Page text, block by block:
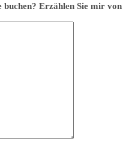
buchen? Erzählen Sie mir von